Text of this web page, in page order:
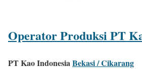
Operator Produksi PT
PT Kao IndonesiaBekasi / Cikarang